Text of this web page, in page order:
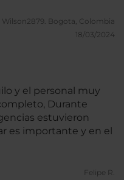
Wilson2879. Bogota, Colombia
18/03/2024
y el personal muy
Durante
estuvieron
es importante y en el
Felipe R.